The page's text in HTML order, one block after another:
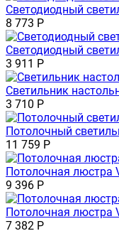
Светодиодный
8 773 Р
Светодиодный
3 911 Р
Светильник
3 710 Р
Потолочный
11 759 Р
Потолочная люстра
9 396 Р
Потолочная люстра
7 382 Р